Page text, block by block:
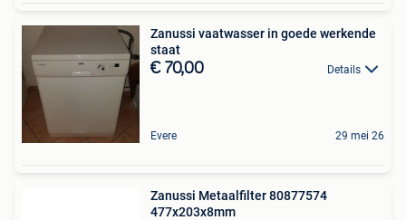
Zanussi vaatwasser in goede werkende
staat
€ 70,00 Details
Evere 29 mei 26
Zanussi Metaalfilter 80877574
477x203x8mm